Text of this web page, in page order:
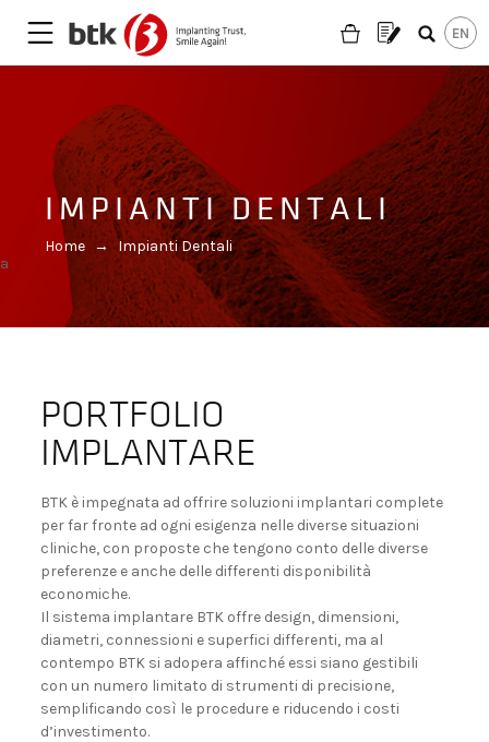
Sei un odontoiatra?
DIVENTIAMO PARTNER!
a
IMPIANTI DENTALI
Home → Impianti Dentali
PORTFOLIO
IMPLANTARE
BTK è impegnata ad offrire soluzioni implantari complete
per far fronte ad ogni esigenza nelle diverse situazioni
cliniche, con proposte che tengono conto delle diverse
preferenze e anche delle differenti disponibilità
economiche.
Il sistema implantare BTK offre design, dimensioni,
diametri, connessioni e superfici differenti, ma al
contempo BTK si adopera affinché essi siano gestibili
con un numero limitato di strumenti di precisione,
semplificando così le procedure e riducendo i costi
d’investimento.